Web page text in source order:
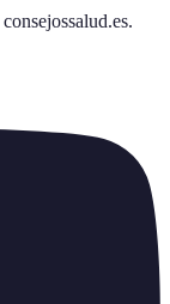
consejossalud.es.